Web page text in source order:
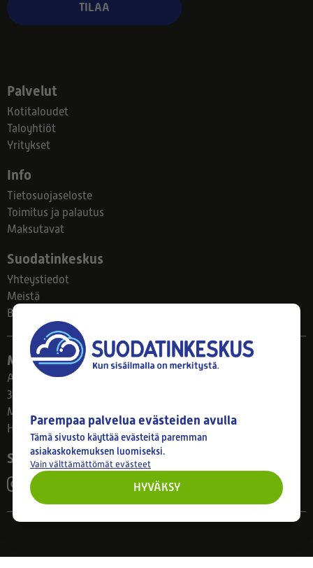
TILAA
Palvelut
Kotitaloudet
Taloyhtiöt
Yritykset
Info
Tietosuojaseloste
Toimitus ja palautus
Maksutavat
Suodatinkeskus
Yhteystiedot
Meistä
Blogi
Myymälä
Ahlmanintie 61
33800 Tampere
Ma–Pe 8–17
Huom! Myymälän poikkeusaukiolot: 27.7.-21.8. klo 8-16
Seuraa meitä
Parempaa palvelua evästeiden avulla
Tämä sivusto käyttää evästeitä paremman
asiakaskokemuksen luomiseksi.
Vain välttämättömät evästeet
HYVÄKSY